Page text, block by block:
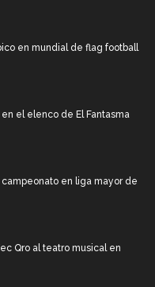
en mundial de flag football
en el elenco de El Fantasma
campeonato en liga mayor de
Qro al teatro musical en